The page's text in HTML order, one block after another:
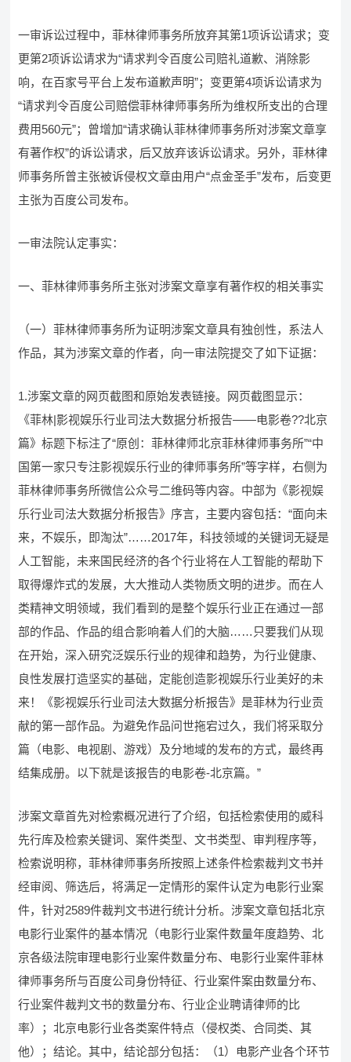
一审诉讼过程中，菲林律师事务所放弃其第1项诉讼请求；变
更第2项诉讼请求为“请求判令百度公司赔礼道歉、消除影
响，在百家号平台上发布道歉声明”；变更第4项诉讼请求为
“请求判令百度公司赔偿菲林律师事务所为维权所支出的合理
费用560元”；曾增加“请求确认菲林律师事务所对涉案文章享
有著作权”的诉讼请求，后又放弃该诉讼请求。另外，菲林律
师事务所曾主张被诉侵权文章由用户“点金圣手”发布，后变更
主张为百度公司发布。
一审法院认定事实：
一、菲林律师事务所主张对涉案文章享有著作权的相关事实
（一）菲林律师事务所为证明涉案文章具有独创性，系法人
作品，其为涉案文章的作者，向一审法院提交了如下证据：
1.涉案文章的网页截图和原始发表链接。网页截图显示：
《菲林|影视娱乐行业司法大数据分析报告——电影卷??北京
篇》标题下标注了“原创：菲林律师北京菲林律师事务所”“中
国第一家只专注影视娱乐行业的律师事务所”等字样，右侧为
菲林律师事务所微信公众号二维码等内容。中部为《影视娱
乐行业司法大数据分析报告》序言，主要内容包括：“面向未
来，不娱乐，即淘汰”……2017年，科技领域的关键词无疑是
人工智能，未来国民经济的各个行业将在人工智能的帮助下
取得爆炸式的发展，大大推动人类物质文明的进步。而在人
类精神文明领域，我们看到的是整个娱乐行业正在通过一部
部的作品、作品的组合影响着人们的大脑……只要我们从现
在开始，深入研究泛娱乐行业的规律和趋势，为行业健康、
良性发展打造坚实的基础，定能创造影视娱乐行业美好的未
来！《影视娱乐行业司法大数据分析报告》是菲林为行业贡
献的第一部作品。为避免作品问世拖宕过久，我们将采取分
篇（电影、电视剧、游戏）及分地域的发布的方式，最终再
结集成册。以下就是该报告的电影卷-北京篇。”
涉案文章首先对检索概况进行了介绍，包括检索使用的威科
先行库及检索关键词、案件类型、文书类型、审判程序等，
检索说明称，菲林律师事务所按照上述条件检索裁判文书并
经审阅、筛选后，将满足一定情形的案件认定为电影行业案
件，针对2589件裁判文书进行统计分析。涉案文章包括北京
电影行业案件的基本情况（电影行业案件数量年度趋势、北
京各级法院审理电影行业案件数量分布、电影行业案件菲林
律师事务所与百度公司身份特征、行业案件案由数量分布、
行业案件裁判文书的数量分布、行业企业聘请律师的比
率）；北京电影行业各类案件特点（侵权类、合同类、其
他）；结论。其中，结论部分包括：（1）电影产业各个环节